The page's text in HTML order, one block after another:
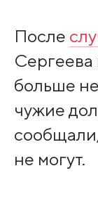
После
Сергеева
больше
чужие
не могут.